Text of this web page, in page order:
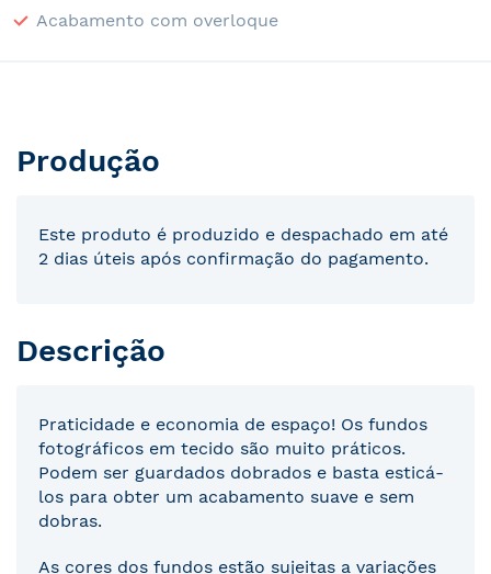
Acabamento com overloque
Produção
Este produto é produzido e despachado em até
2 dias úteis após confirmação do pagamento.
Descrição
Praticidade e economia de espaço! Os fundos
fotográficos em tecido são muito práticos.
Podem ser guardados dobrados e basta esticá-
los para obter um acabamento suave e sem
dobras.
As cores dos fundos estão sujeitas a variações